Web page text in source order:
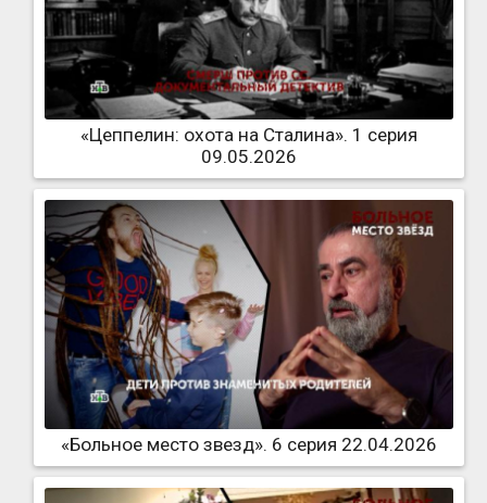
«Цеппелин: охота на Сталина». 1 серия
09.05.2026
«Больное место звезд». 6 серия 22.04.2026